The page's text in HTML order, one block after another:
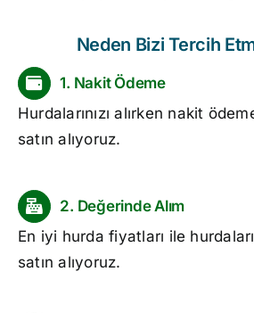
Neden Bizi Tercih
1. Nakit Ödeme
Hurdalarınızı alırken nakit
satın alıyoruz.
2. Değerinde Alım
En iyi hurda fiyatları ile
satın alıyoruz.